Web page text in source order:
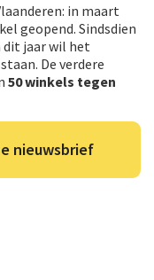
in maart
geopend. Sindsdien
dit jaar wil het
De verdere
50 winkels tegen
nieuwsbrief